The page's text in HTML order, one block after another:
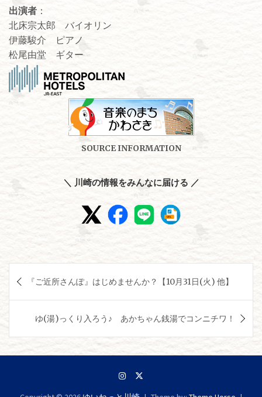
出演者 ：
北床宗太郎 バイオリン
伊藤駿介 ピアノ
松尾由堂 ギター
SOURCE INFORMATION
＼ 川崎の情報をみんなに届ける ／
投
稿
ゲ
『ご近所さんぽ』はじめませんか？【10月31日(火) 他】
ゆ(湯)っくり入ろう♪ あかちゃん銭湯でコンニチワ！